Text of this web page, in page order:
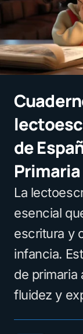
de
Primaria
La
esencial
escritura y
infancia.
de primaria
fluidez y